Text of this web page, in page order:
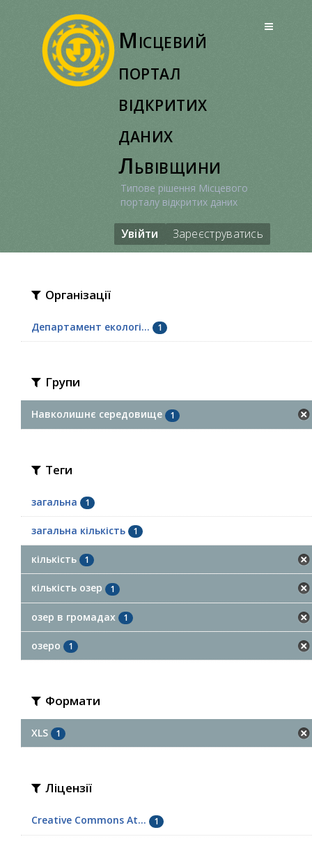
Місцевий
портал
відкритих
даних
Львівщини
Типове рішення Місцевого
порталу відкритих даних
Увійти Зареєструватись
Організації
Департамент екологі... 1
Групи
Навколишнє середовище 1
Теги
загальна 1
загальна кількість 1
кількість 1
кількість озер 1
озер в громадах 1
озеро 1
Формати
XLS 1
Ліцензії
Creative Commons At... 1